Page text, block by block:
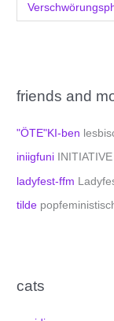
friends and
"ÖTE"KI-ben
iniigfuni
ladyfest-ffm
tilde
cats